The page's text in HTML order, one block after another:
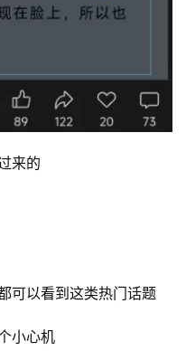
来的
可以看到这类热门话题
小心机